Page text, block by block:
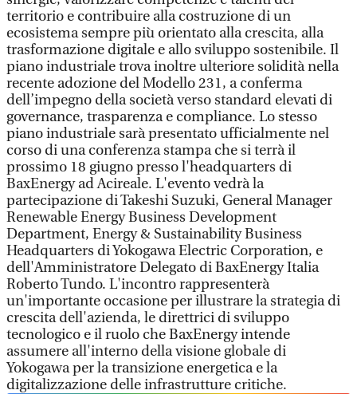
territorio e contribuire alla costruzione di un
ecosistema sempre più orientato alla crescita, alla
trasformazione digitale e allo sviluppo sostenibile. Il
piano industriale trova inoltre ulteriore solidità nella
recente adozione del Modello 231, a conferma
dell’impegno della società verso standard elevati di
governance, trasparenza e compliance. Lo stesso
piano industriale sarà presentato ufficialmente nel
corso di una conferenza stampa che si terrà il
prossimo 18 giugno presso l'headquarters di
BaxEnergy ad Acireale. L'evento vedrà la
partecipazione di Takeshi Suzuki, General Manager
Renewable Energy Business Development
Department, Energy & Sustainability Business
Headquarters di Yokogawa Electric Corporation, e
dell'Amministratore Delegato di BaxEnergy Italia
Roberto Tundo. L'incontro rappresenterà
un'importante occasione per illustrare la strategia di
crescita dell'azienda, le direttrici di sviluppo
tecnologico e il ruolo che BaxEnergy intende
assumere all'interno della visione globale di
Yokogawa per la transizione energetica e la
digitalizzazione delle infrastrutture critiche.